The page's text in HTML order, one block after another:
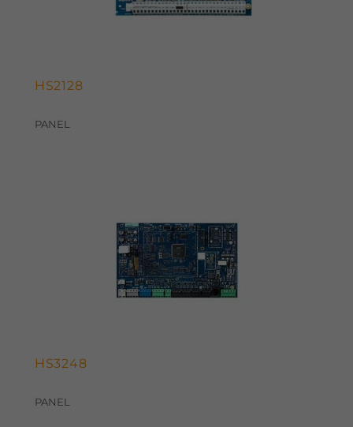
HS2128
PANEL
HS3248
PANEL